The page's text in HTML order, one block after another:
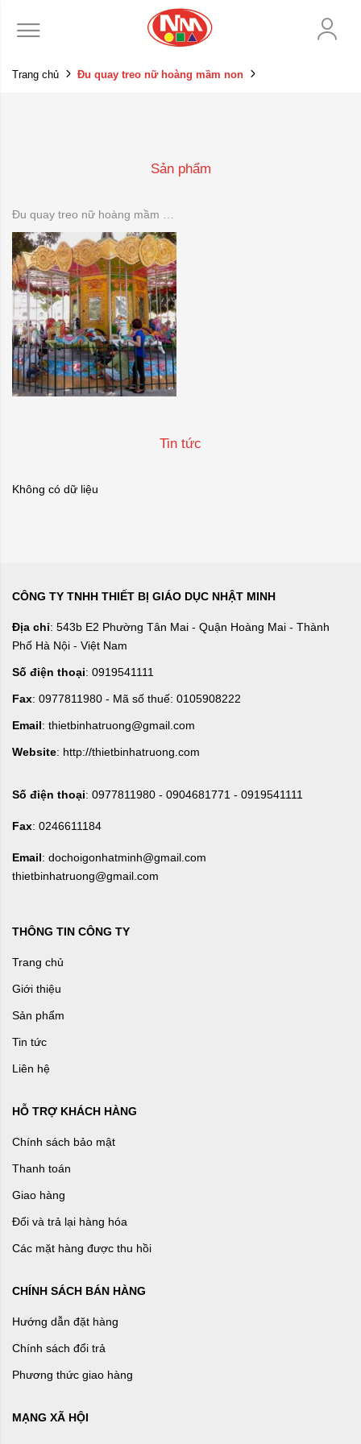
Trang chủ Đu quay treo nữ hoàng mầm non
Sản phẩm
Tin tức
Không có dữ liệu
CÔNG TY TNHH THIẾT BỊ GIÁO DỤC NHẬT MINH
Địa chỉ: 543b E2 Phường Tân Mai - Quận Hoàng Mai - Thành
Phố Hà Nội - Việt Nam
Số điện thoại: 0919541111
Fax: 0977811980 - Mã số thuế: 0105908222
Email: thietbinhatruong@gmail.com
Website: http://thietbinhatruong.com
Số điện thoại: 0977811980 - 0904681771 - 0919541111
Fax: 0246611184
Email: dochoigonhatminh@gmail.com
thietbinhatruong@gmail.com
THÔNG TIN CÔNG TY
Trang chủ
Giới thiệu
Sản phẩm
Tin tức
Liên hệ
HỖ TRỢ KHÁCH HÀNG
Chính sách bảo mật
Thanh toán
Giao hàng
Đổi và trả lại hàng hóa
Các mặt hàng được thu hồi
CHÍNH SÁCH BÁN HÀNG
Hướng dẫn đặt hàng
Chính sách đổi trả
Phương thức giao hàng
MẠNG XÃ HỘI